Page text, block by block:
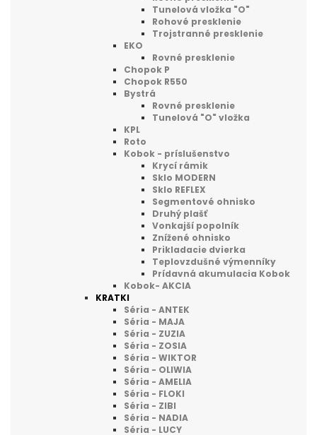
Tunelová vložka "O"
Rohové presklenie
Trojstranné presklenie
EKO
Rovné presklenie
Chopok P
Chopok R550
Bystrá
Rovné presklenie
Tunelová "O" vložka
KPL
Roto
Kobok - príslušenstvo
Krycí rámik
Sklo MODERN
Sklo REFLEX
Segmentové ohnisko
Druhý plašť
Vonkajší popolník
Znížené ohnisko
Prikladacie dvierka
Teplovzdušné výmenníky
Prídavná akumulacia Kobok
Kobok- AKCIA
KRATKI
Séria - ANTEK
Séria - MAJA
Séria - ZUZIA
Séria - ZOSIA
Séria - WIKTOR
Séria - OLIWIA
Séria - AMELIA
Séria - FLOKI
Séria - ZIBI
Séria - NADIA
Séria - LUCY